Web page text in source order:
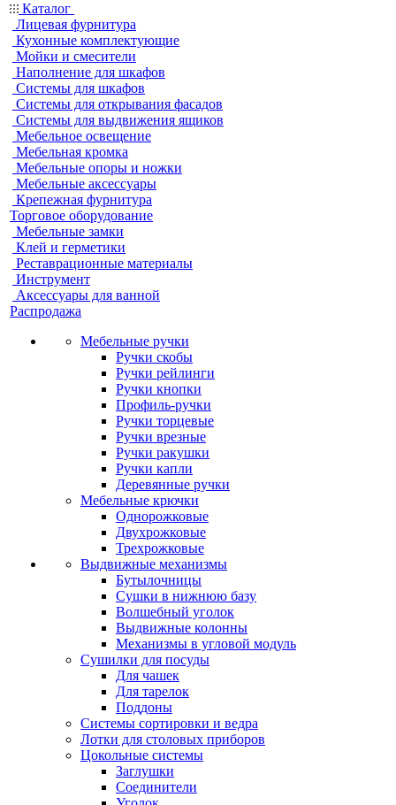
Каталог
Лицевая фурнитура
Кухонные комплектующие
Мойки и смесители
Наполнение для шкафов
Системы для шкафов
Системы для открывания фасадов
Системы для выдвижения ящиков
Мебельное освещение
Мебельная кромка
Мебельные опоры и ножки
Мебельные аксессуары
Крепежная фурнитура
Торговое оборудование
Мебельные замки
Клей и герметики
Реставрационные материалы
Инструмент
Аксессуары для ванной
Распродажа
Мебельные ручки
Ручки скобы
Ручки рейлинги
Ручки кнопки
Профиль-ручки
Ручки торцевые
Ручки врезные
Ручки ракушки
Ручки капли
Деревянные ручки
Мебельные крючки
Однорожковые
Двухрожковые
Трехрожковые
Выдвижные механизмы
Бутылочницы
Сушки в нижнюю базу
Волшебный уголок
Выдвижные колонны
Механизмы в угловой модуль
Сушилки для посуды
Для чашек
Для тарелок
Поддоны
Системы сортировки и ведра
Лотки для столовых приборов
Цокольные системы
Заглушки
Соединители